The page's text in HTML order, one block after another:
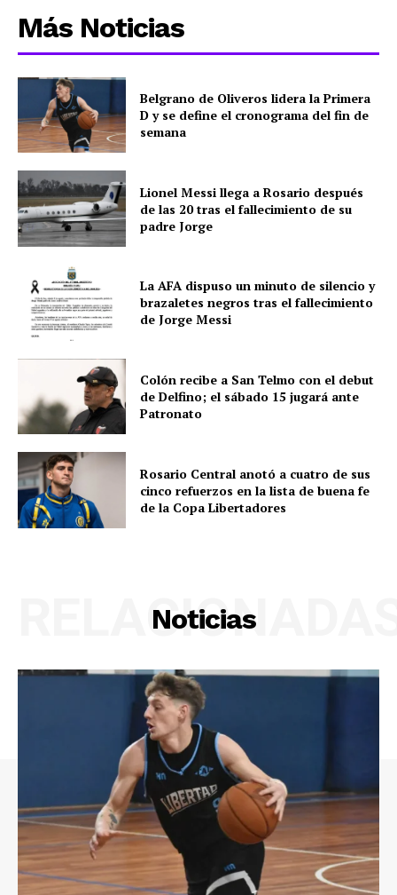
Más Noticias
Belgrano de Oliveros lidera la Primera
D y se define el cronograma del fin de
semana
Lionel Messi llega a Rosario después
de las 20 tras el fallecimiento de su
padre Jorge
La AFA dispuso un minuto de silencio y
brazaletes negros tras el fallecimiento
de Jorge Messi
Colón recibe a San Telmo con el debut
de Delfino; el sábado 15 jugará ante
Patronato
Rosario Central anotó a cuatro de sus
cinco refuerzos en la lista de buena fe
de la Copa Libertadores
Noticias